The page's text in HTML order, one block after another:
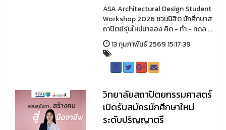
ASA Architectural Design Student
Workshop 2026 ชวนนิสิต นักศึกษาส
ถาปัตย์รุ่นใหม่มาลอง คิด - ทำ - ทดล ...
13 กุมภาพันธ์ 2569 15:17:39
วิทยาลัยสถาปัตยกรรมศาสตร์
เปิดรับสมัครนักศึกษาใหม่
ระดับปริญญาตรี